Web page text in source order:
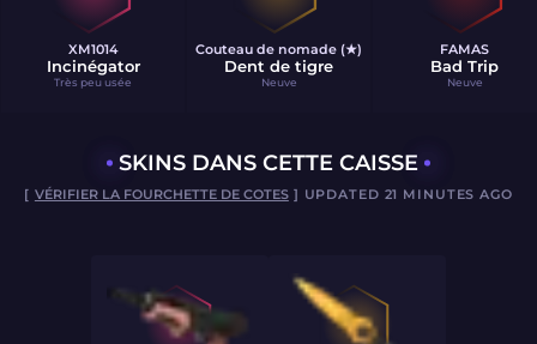
XM1014
Incinégator
Très peu usée
Couteau de nomade (★)
Dent de tigre
Neuve
FAMAS
Bad Trip
Neuve
SKINS DANS CETTE CAISSE
[ VÉRIFIER LA FOURCHETTE DE COTES] UPDATED 21 MINUTES AGO